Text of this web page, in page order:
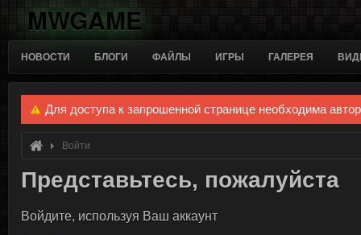
MWGAME
НОВОСТИ БЛОГИ ФАЙЛЫ ИГРЫ ГАЛЕРЕЯ
Для доступа к запрошенной странице необходима
Войти
Представьтесь, пожалуйста
Войдите, используя Ваш аккаунт